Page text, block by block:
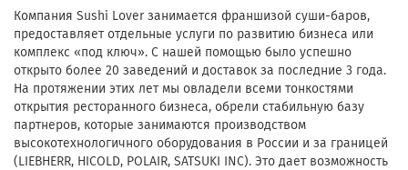
Компания Sushi Lover занимается франшизой суши-баров,
предоставляет отдельные услуги по развитию бизнеса или
комплекс «под ключ». С нашей помощью было успешно
открыто более 20 заведений и доставок за последние 3 года.
На протяжении этих лет мы овладели всеми тонкостями
открытия ресторанного бизнеса, обрели стабильную базу
партнеров, которые занимаются производством
высокотехнологичного оборудования в России и за границей
(LIEBHERR, HICOLD, POLAIR, SATSUKI INC). Это дает возможность